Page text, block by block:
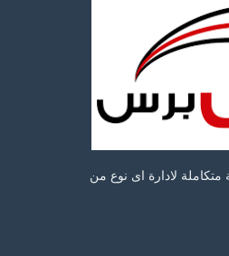
متكاملة لادارة اى نوع من